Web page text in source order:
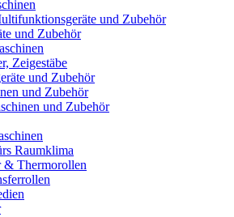
und Zubehör
und Zubehör
Zeigestäbe
und Zubehör
und Zubehör
und Zubehör
Raumklima
& Thermorollen